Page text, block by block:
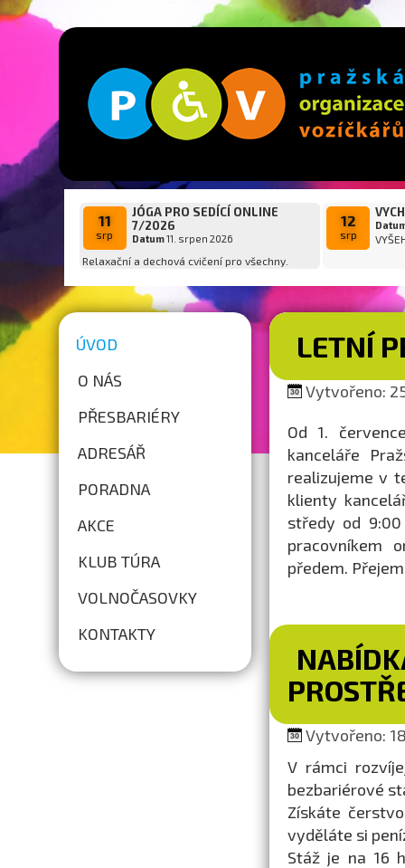
11
srp
JÓGA PRO SEDÍCÍ ONLINE
7/2026
Datum11. srpen 2026
Relaxační a dechová cvičení pro všechny.
12
srp
ÚVOD
O NÁS
PŘESBARIÉRY
ADRESÁŘ
PORADNA
AKCE
KLUB TÚRA
VOLNOČASOVKY
KONTAKTY
LETNÍ
Vytvořeno:
Od 1.
kanceláře
realizujeme v
klienty
středy od
pracovníkem
předem.
Vytvořeno:
V rámci
bezbariérové
Získáte
vyděláte si
Stáž je na 16